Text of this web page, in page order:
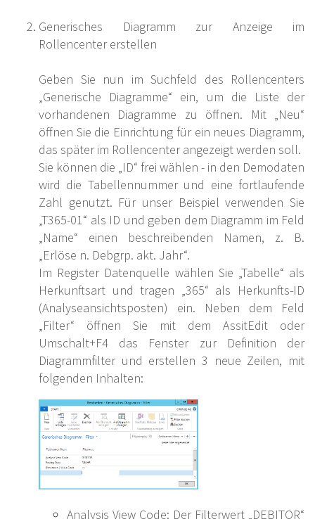
Generisches Diagramm zur Anzeige im
Rollencenter erstellen
Geben Sie nun im Suchfeld des Rollencenters
„Generische Diagramme“ ein, um die Liste der
vorhandenen Diagramme zu öffnen. Mit „Neu“
öffnen Sie die Einrichtung für ein neues Diagramm,
das später im Rollencenter angezeigt werden soll.
Sie können die „ID“ frei wählen - in den Demodaten
wird die Tabellennummer und eine fortlaufende
Zahl genutzt. Für unser Beispiel verwenden Sie
„T365-01“ als ID und geben dem Diagramm im Feld
„Name“ einen beschreibenden Namen, z. B.
„Erlöse n. Debgrp. akt. Jahr“.
Im Register Datenquelle wählen Sie „Tabelle“ als
Herkunftsart und tragen „365“ als Herkunfts-ID
(Analyseansichtsposten) ein. Neben dem Feld
„Filter“ öffnen Sie mit dem AssitEdit oder
Umschalt+F4 das Fenster zur Definition der
Diagrammfilter und erstellen 3 neue Zeilen, mit
folgenden Inhalten:
Analysis View Code: Der Filterwert „DEBITOR“